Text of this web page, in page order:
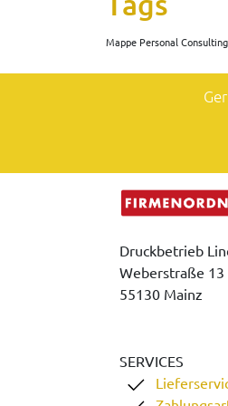
Mappe Personal Consulting
Druckbetrieb
Weberstraße 13
55130 Mainz
SERVICES